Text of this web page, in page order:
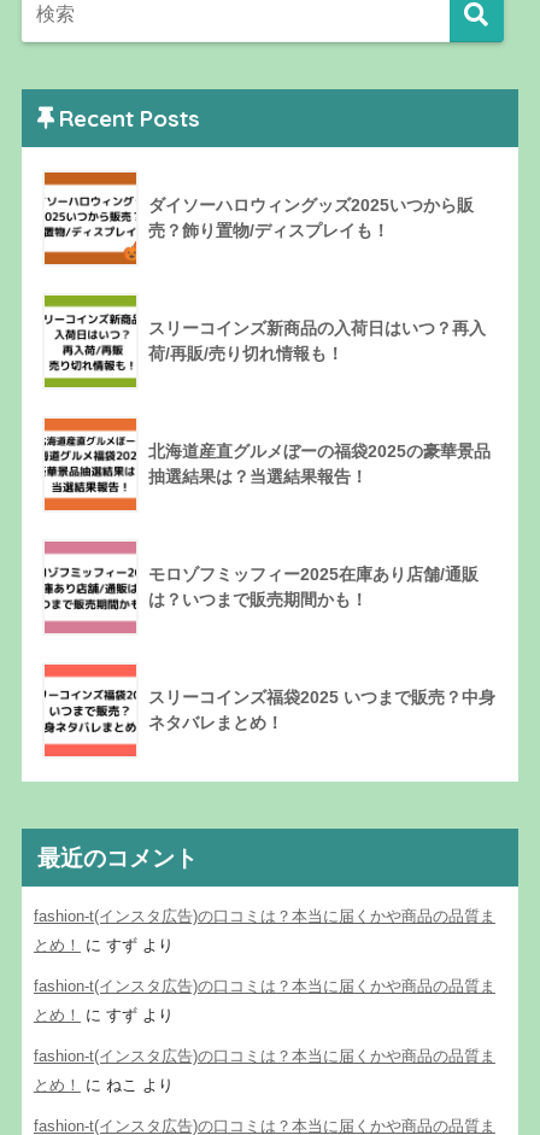
Recent Posts
ダイソーハロウィングッズ2025いつから販
売？飾り置物/ディスプレイも！
スリーコインズ新商品の入荷日はいつ？再入
荷/再販/売り切れ情報も！
北海道産直グルメぼーの福袋2025の豪華景品
抽選結果は？当選結果報告！
モロゾフミッフィー2025在庫あり店舗/通販
は？いつまで販売期間かも！
スリーコインズ福袋2025 いつまで販売？中身
ネタバレまとめ！
最近のコメント
fashion-t(インスタ広告)の口コミは？本当に届くかや商品の品質ま
とめ！
に すずより
fashion-t(インスタ広告)の口コミは？本当に届くかや商品の品質ま
とめ！
に すずより
fashion-t(インスタ広告)の口コミは？本当に届くかや商品の品質ま
とめ！
に ねこ より
fashion-t(インスタ広告)の口コミは？本当に届くかや商品の品質ま